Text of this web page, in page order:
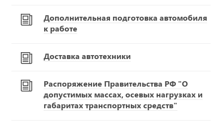
Дополнительная подготовка автомобиля
к работе
Доставка автотехники
Распоряжение Правительства РФ "О
допустимых массах, осевых нагрузках и
габаритах транспортных средств"